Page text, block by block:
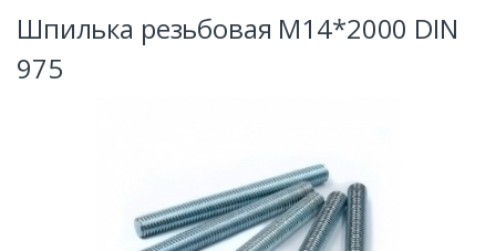
Шпилька резьбовая М14*2000 DIN
975